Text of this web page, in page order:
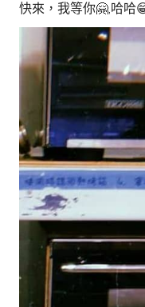
快來，我等你🤗,哈哈